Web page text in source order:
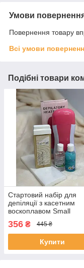
Умови
Повернення товару
Всі умови
Подібні товари
Стартовий набір для
депіляції з касетним
воскоплавом Small
356 ₴ 445 ₴
Купити